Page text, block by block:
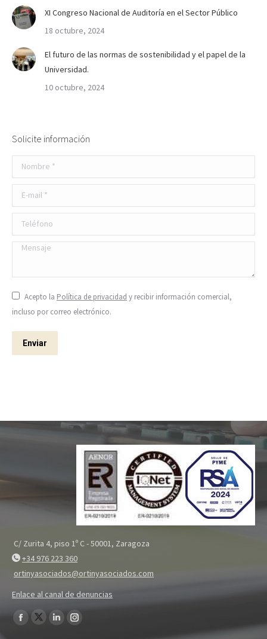
XI Congreso Nacional de Auditoría en el Sector Público
18 octubre, 2024
El futuro de las normas de sostenibilidad y el papel de la
Universidad.
10 octubre, 2024
Solicite información
Nombre *
E-mail *
Teléfono
Mensaje
Acepto la Política de privacidad y recibir información comercial,
incluso por correo electrónico.
Enviar
C/ Zurita 4, piso 1º C - 50001, Zaragoza
+34 976 223 360
ortinyasociados@ortinyasociados.com
Enlace al canal de denuncias
Encuéntranos en:
Facebook
TwitterLinkedinInstagram